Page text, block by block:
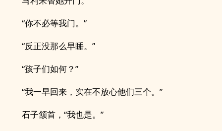
“你不必等我门。”
“反正没那么早睡。”
“孩子们如何？”
“我一早回来，实在不放心他们三个。”
石子颔首，“我也是。”